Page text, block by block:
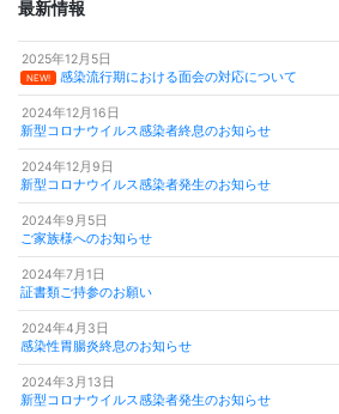
ビ
ゲ
ー
シ
ョ
ン
最新情報
2025年12月5日
NEW! 感染流行期における面会の対応について
2024年12月16日
新型コロナウイルス感染者終息のお知らせ
2024年12月9日
新型コロナウイルス感染者発生のお知らせ
2024年9月5日
ご家族様へのお知らせ
2024年7月1日
証書類ご持参のお願い
2024年4月3日
感染性胃腸炎終息のお知らせ
2024年3月13日
新型コロナウイルス感染者発生のお知らせ